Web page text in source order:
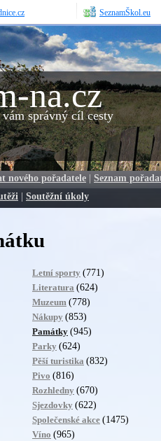
SeznamŠkol.eu
na.cz
vám správný cíl cesty
nového pořadatele | Seznam
| Soutěžní úkoly
Letní sporty (771)
Literatura (624)
Muzeum (778)
Nákupy (853)
Památky (945)
Parky (624)
Pěší turistika (832)
Pivo (816)
Rozhledny (670)
Sjezdovky (622)
Společenské akce (1475)
Víno (965)